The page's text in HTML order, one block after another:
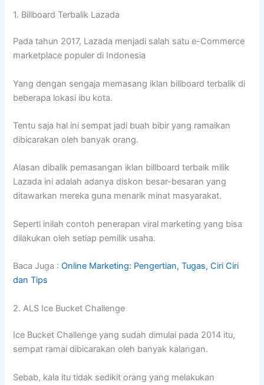
1. Billboard Terbalik Lazada
Pada tahun 2017, Lazada menjadi salah satu e-Commerce
marketplace populer di Indonesia
Yang dengan sengaja memasang iklan billboard terbalik di
beberapa lokasi ibu kota.
Tentu saja hal ini sempat jadi buah bibir yang ramaikan
dibicarakan oleh banyak orang.
Alasan dibalik pemasangan iklan billboard terbaik milik
Lazada ini adalah adanya diskon besar-besaran yang
ditawarkan mereka guna menarik minat masyarakat.
Seperti inilah contoh penerapan viral marketing yang bisa
dilakukan oleh setiap pemilik usaha.
Baca Juga :Online Marketing: Pengertian, Tugas, Ciri Ciri
dan Tips
2. ALS Ice Bucket Challenge
Ice Bucket Challenge yang sudah dimulai pada 2014 itu,
sempat ramai dibicarakan oleh banyak kalangan.
Sebab, kala itu tidak sedikit orang yang melakukan